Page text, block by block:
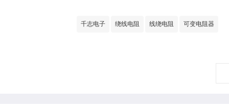
千志电子 绕线电阻 线绕电阻 可变电阻器